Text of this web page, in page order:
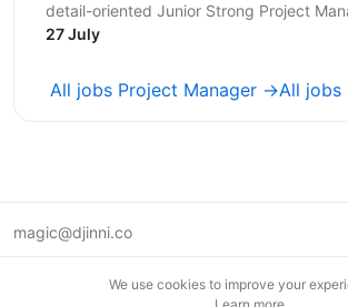
detail-oriented Junior Strong Project
drive the planning and delivery of
27 July
All jobs Project Manager →All jobs
magic@djinni.co
We use cookies to improve your